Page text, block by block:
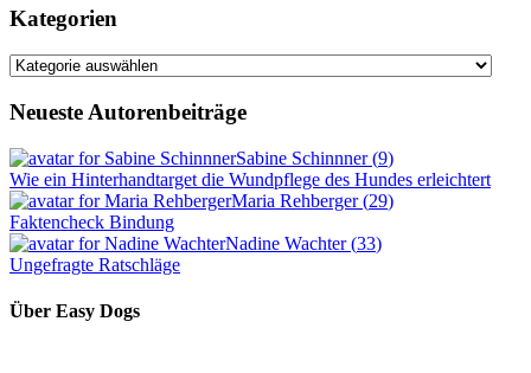
Kategorien
Kategorien
Neueste Autorenbeiträge
Sabine Schinnner(9)
Wie ein Hinterhandtarget die Wundpflege des Hundes erleichtert
Maria Rehberger(29)
Faktencheck Bindung
Nadine Wachter(33)
Ungefragte Ratschläge
Über Easy Dogs